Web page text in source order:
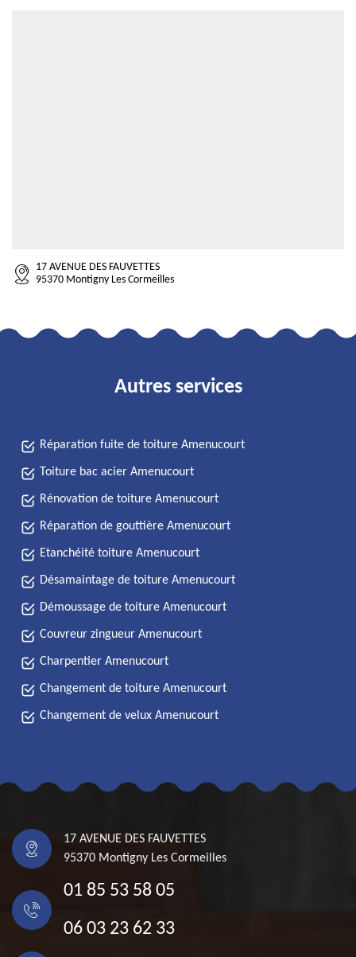
17 AVENUE DES FAUVETTES
95370 Montigny Les Cormeilles
Autres services
Réparation fuite de toiture Amenucourt
Toiture bac acier Amenucourt
Rénovation de toiture Amenucourt
Réparation de gouttière Amenucourt
Etanchéité toiture Amenucourt
Désamaintage de toiture Amenucourt
Démoussage de toiture Amenucourt
Couvreur zingueur Amenucourt
Charpentier Amenucourt
Changement de toiture Amenucourt
Changement de velux Amenucourt
17 AVENUE DES FAUVETTES
95370 Montigny Les Cormeilles
01 85 53 58 05
06 03 23 62 33